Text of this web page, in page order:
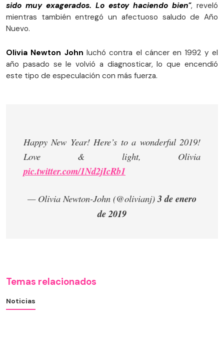
sido muy exagerados. Lo estoy haciendo bien", reveló
mientras también entregó un afectuoso saludo de Año
Nuevo.
Olivia Newton John luchó contra el cáncer en 1992 y el
año pasado se le volvió a diagnosticar, lo que encendió
este tipo de especulación con más fuerza.
Happy New Year! Here’s to a wonderful 2019!
Love & light, Olivia
pic.twitter.com/1Nd2jIcRb1
— Olivia Newton-John (@olivianj)3 de enero
de 2019
Temas relacionados
Noticias